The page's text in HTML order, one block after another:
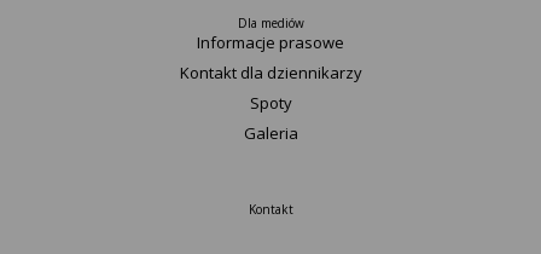
Dla mediów
Informacje prasowe
Kontakt dla dziennikarzy
Spoty
Galeria
Kontakt